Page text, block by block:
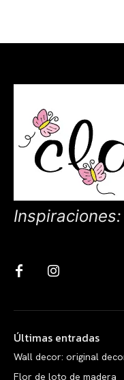
Últimas entradas
Wall decor: original
Flor de loto de madera